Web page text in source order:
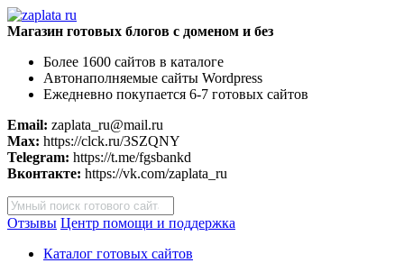
Магазин готовых блогов с доменом и без
Более 1600 сайтов в каталоге
Автонаполняемые сайты Wordpress
Ежедневно покупается 6-7 готовых сайтов
Email: zaplata_ru@mail.ru
Max: https://clck.ru/3SZQNY
Telegram: https://t.me/fgsbankd
Вконтакте: https://vk.com/zaplata_ru
Поиск
товаров
Отзывы Центр помощи и поддержка
Каталог готовых сайтов